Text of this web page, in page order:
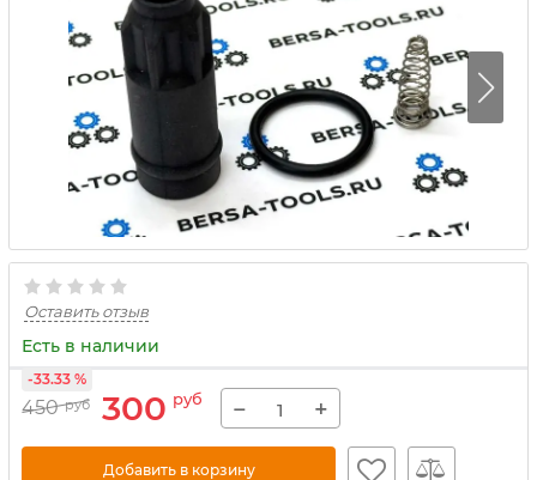
Оставить отзыв
Есть в наличии
450 руб 300 руб
-33.33 %
− +
Добавить в корзину